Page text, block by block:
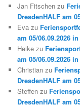
Jan Fitschen zu
DresdenHALF am
Eva zu
am 05/06.09.2026
Heike zu
am 05/06.09.2026
Christian zu
DresdenHALF am
Steffen zu
DresdenHALF am